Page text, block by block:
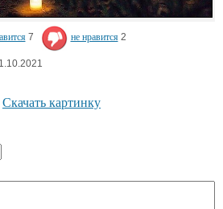
7 не нравится 2
Скачать картинку